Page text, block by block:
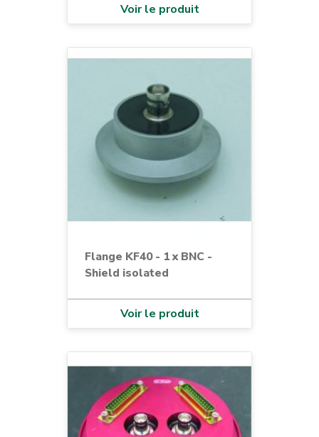
Voir le produit
Flange KF40 - 1 x BNC -
Shield isolated
Voir le produit